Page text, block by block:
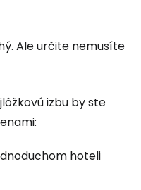
Ale určite nemusíte
izbu by ste
hoteli